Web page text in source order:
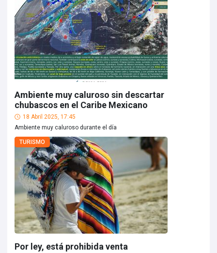
Ambiente muy caluroso sin descartar
chubascos en el Caribe Mexicano
18 Abril 2025, 17:45
Ambiente muy caluroso durante el día
TURISMO
Por ley, está prohibida venta